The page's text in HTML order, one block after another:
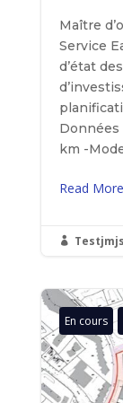
Maître
Service
d’état
Données
km -
Read More

En cours